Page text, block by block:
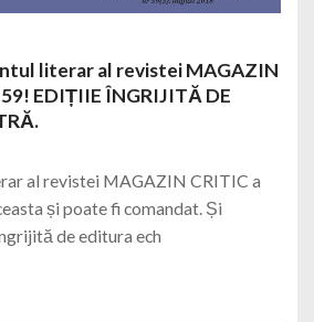
literar al revistei MAGAZIN
EDIȚIIE ÎNGRIJITĂ DE
al revistei MAGAZIN CRITIC a
și poate fi comandat. Și
de editura ech